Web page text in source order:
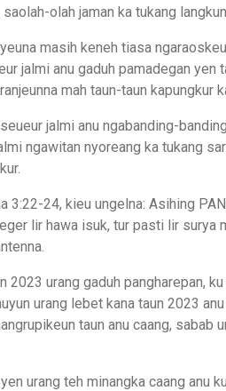
olah jaman ka tukang
masih keneh tiasa
jalmi anu gaduh pamadegan
mah taun-taun kapungkur
jalmi anu ngabanding-
ngawitan nyoreang ka tukang
3:22-24, kieu ungelna: Asihing
lir hawa isuk, tur pasti lir surya
2023 urang gaduh pangharepan,
urang lebet kana taun 2023
taun anu caang, sabab
urang teh minangka caang anu